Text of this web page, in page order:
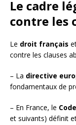
Le cadre
contre les
Le droit français
contre les clauses
– La directive
fondamentaux de
– En France, le
et suivants) définit